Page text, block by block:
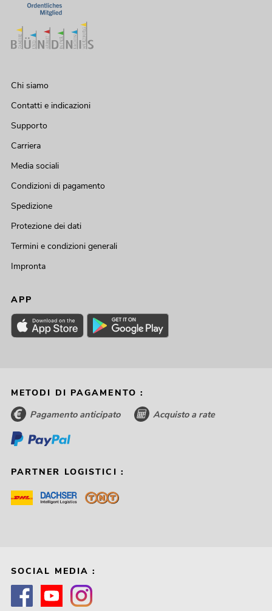
Chi siamo
Contatti e indicazioni
Supporto
Carriera
Media sociali
Condizioni di pagamento
Spedizione
Protezione dei dati
Termini e condizioni generali
Impronta
APP
METODI DI PAGAMENTO :
Pagamento anticipato Acquisto a rate
PARTNER LOGISTICI :
SOCIAL MEDIA :